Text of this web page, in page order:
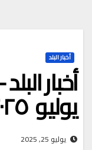
أخبار البلد
يوليو ٢٠٢٥م
يوليو 25, 2025